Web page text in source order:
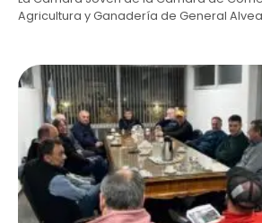
Agricultura y Ganadería de General